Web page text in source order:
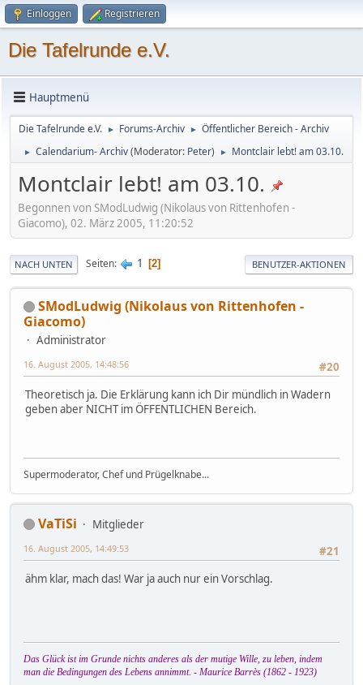
Einloggen Registrieren
Die Tafelrunde e.V.
Hauptmenü
Die Tafelrunde e.V. ► Forums-Archiv ► Öffentlicher Bereich - Archiv
► Calendarium- Archiv(Moderator: Peter) ► Montclair lebt! am 03.10.
Montclair lebt! am 03.10.
Begonnen von SModLudwig (Nikolaus von Rittenhofen -
Giacomo), 02. März 2005, 11:20:52
NACH UNTEN Seiten 1 2 BENUTZER-AKTIONEN
SModLudwig (Nikolaus von Rittenhofen -
Giacomo)
Administrator
#20
16. August 2005, 14:48:56
Theoretisch ja. Die Erklärung kann ich Dir mündlich in Wadern
geben aber NICHT im ÖFFENTLICHEN Bereich.
Supermoderator, Chef und Prügelknabe...
VaTiSi
Mitglieder
#21
16. August 2005, 14:49:53
ähm klar, mach das! War ja auch nur ein Vorschlag.
Das Glück ist im Grunde nichts anderes als der mutige Wille, zu leben, indem
man die Bedingungen des Lebens annimmt. - Maurice Barrès (1862 - 1923)